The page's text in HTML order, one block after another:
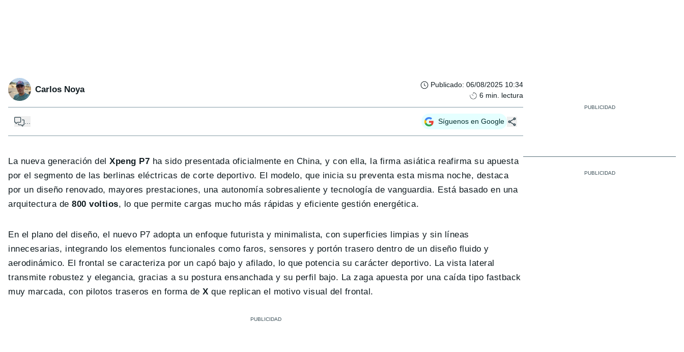
Carlos Noya Publicado: 06/08/2025 10:34
6 min. lectura
... Síguenos en Google
La nueva generación delXpeng P7 ha sido presentada oficialmente en China, y con ella, la firma asiática reafirma su apuesta
por el segmento de las berlinas eléctricas de corte deportivo. El modelo, que inicia su preventa esta misma noche, destaca
por un diseño renovado, mayores prestaciones, una autonomía sobresaliente y tecnología de vanguardia. Está basado en una
arquitectura de800 voltios, lo que permite cargas mucho más rápidas y eficiente gestión energética.
En el plano del diseño, el nuevo P7 adopta un enfoque futurista y minimalista, con superficies limpias y sin líneas
innecesarias, integrando los elementos funcionales como faros, sensores y portón trasero dentro de un diseño fluido y
aerodinámico. El frontal se caracteriza por un capó bajo y afilado, lo que potencia su carácter deportivo. La vista lateral
transmite robustez y elegancia, gracias a su postura ensanchada y su perfil bajo. La zaga apuesta por una caída tipo fastback
muy marcada, con pilotos traseros en forma deX que replican el motivo visual del frontal.